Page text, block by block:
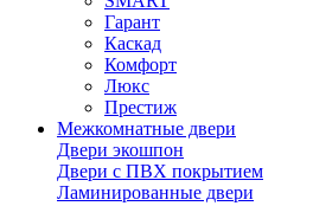
Гарант
Каскад
Комфорт
Люкс
Престиж
Межкомнатные двери
Двери экошпон
Двери с ПВХ покрытием
Ламинированные двери